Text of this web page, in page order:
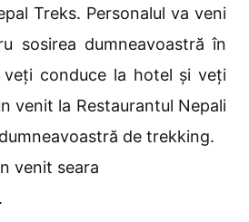
Treks. Personalul va veni
sosirea dumneavoastră în
veți conduce la hotel și veți
venit la Restaurantul Nepali
de trekking.
venit seara